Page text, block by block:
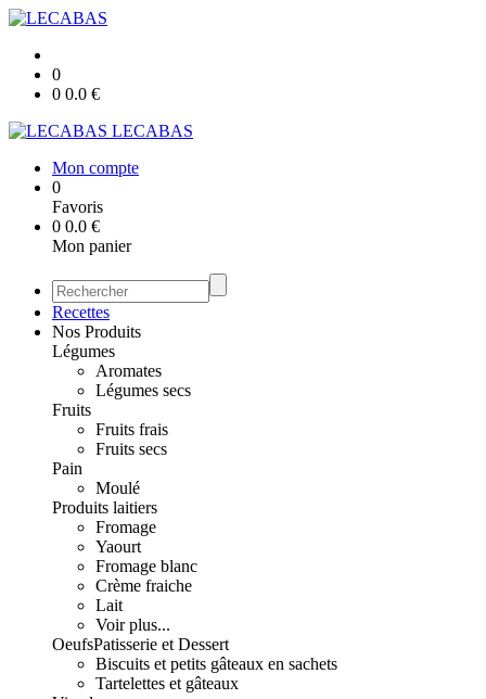
0
0 0.0 €
LECABAS
Mon compte
0
Favoris
0 0.0 €
Mon panier
Recettes
Nos Produits
Légumes
Aromates
Légumes secs
Fruits
Fruits frais
Fruits secs
Pain
Moulé
Produits laitiers
Fromage
Yaourt
Fromage blanc
Crème fraiche
Lait
Voir plus...
OeufsPatisserie et Dessert
Biscuits et petits gâteaux en sachets
Tartelettes et gâteaux